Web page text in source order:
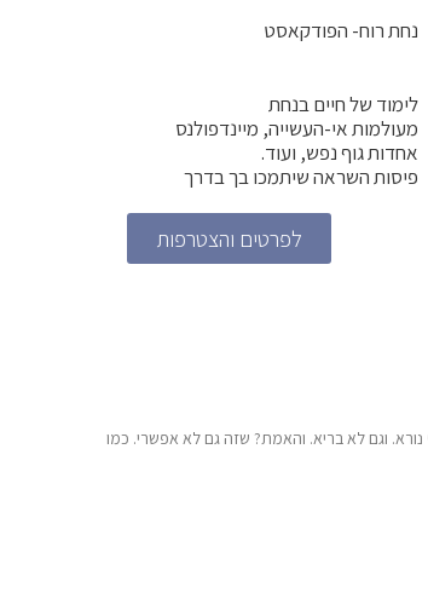
נחת רוח- הפודקאסט
לימוד של חיים בנחת
מעולמות אי-העשייה, מיינדפולנס
אחדות גוף נפש, ועוד.
פיסות השראה שיתמכו בך בדרך
לפרטים והצטרפות
וגם לא בריא. והאמת? שזה גם לא אפשרי. כמו